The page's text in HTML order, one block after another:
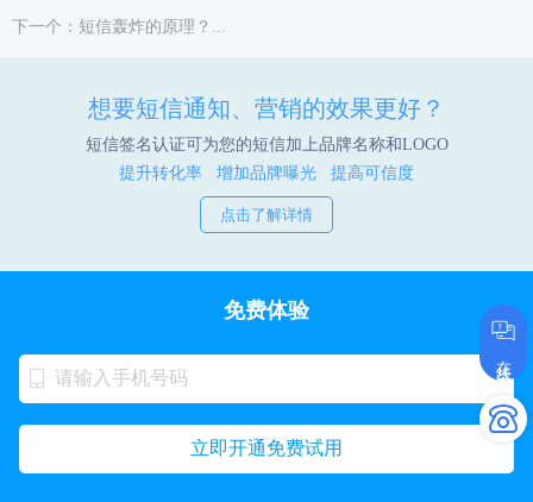
下一个：短信轰炸的原理？...
想要短信通知、营销的效果更好？
短信签名认证可为您的短信加上品牌名称和LOGO
提升转化率 增加品牌曝光 提高可信度
点击了解详情
在线咨询
免费体验
立即开通免费试用